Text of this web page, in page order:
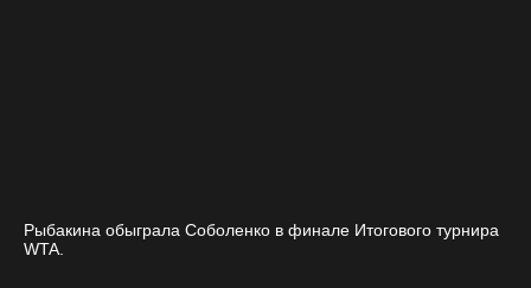
Рыбакина обыграла Соболенко в финале Итогового турнира
WTA.